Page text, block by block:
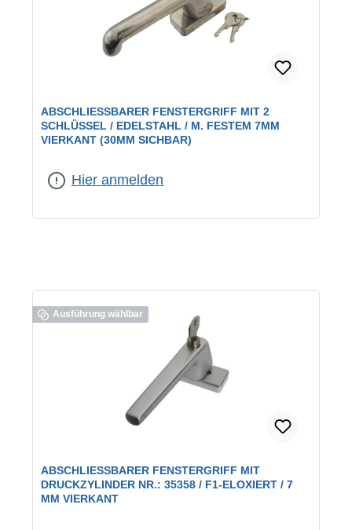
ABSCHLIESSBARER FENSTERGRIFF MIT 2 S
CHLÜSSEL / EDELSTAHL / M. FESTEM 7MM V
IERKANT (30MM SICHBAR)
Hier anmelden
Ausführung wählbar
ABSCHLIESSBARER FENSTERGRIFF MIT D
RUCKZYLINDER NR.: 35358 / F1-ELOXIERT / 7 M
M VIERKANT